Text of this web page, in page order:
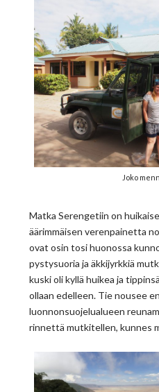
Joko
Matka Serengetiin on
äärimmäisen verenpainetta
ovat osin tosi huonossa
pystysuoria ja äkkijyrkkiä
kuski oli kyllä huikea ja
ollaan edelleen. Tie nousee
luonnonsuojelualueen
rinnettä mutkitellen, kunnes